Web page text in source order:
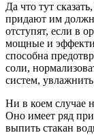
Да что тут
придают им
отступят, если в
мощные и
способна
соли,
систем,
Ни в коем случае
Оно имеет ряд
выпить стакан